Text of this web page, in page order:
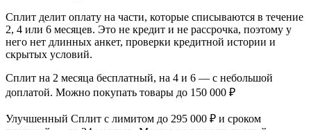
Сплит делит оплату на части, которые списываются в течение
2, 4 или 6 месяцев. Это не кредит и не рассрочка, поэтому у
него нет длинных анкет, проверки кредитной истории и
скрытых условий.
Сплит на 2 месяца бесплатный, на 4 и 6 — с небольшой
доплатой. Можно покупать товары до 150 000 ₽
Улучшенный Сплит с лимитом до 295 000 ₽ и сроком